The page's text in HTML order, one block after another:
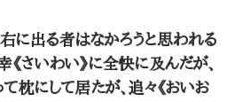
に出る者はなかろうと思われる
さいわい》に全快に及んだが、
て枕にして居たが、追々《おいお